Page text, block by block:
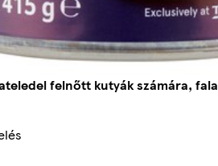
felnőtt kutyák számára,